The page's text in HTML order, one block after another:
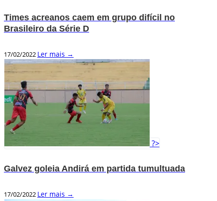
Times acreanos caem em grupo difícil no
Brasileiro da Série D
17/02/2022 Ler mais →
?>
Galvez goleia Andirá em partida tumultuada
17/02/2022 Ler mais →